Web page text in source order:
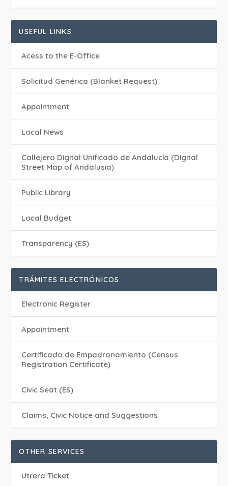
USEFUL LINKS
Acess to the E-Office
Solicitud Genérica (Blanket Request)
Appointment
Local News
Callejero Digital Unificado de Andalucía (Digital
Street Map of Andalusia)
Public Library
Local Budget
Transparency (ES)
TRÁMITES ELECTRÓNICOS
Electronic Register
Appointment
Certificado de Empadronamiento (Census
Registration Certificate)
Civic Seat (ES)
Claims, Civic Notice and Suggestions
OTHER SERVICES
Utrera Ticket